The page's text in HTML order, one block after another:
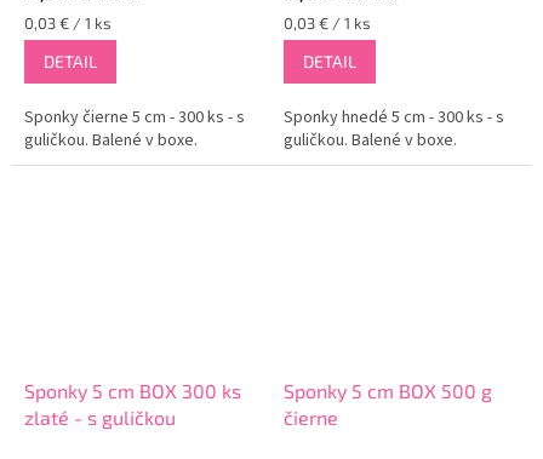
Jednotková
cena:
0,03 € / 1 ks
DETAIL
Sponky čierne 5 cm - 300 ks - s
guličkou. Balené v boxe.
Jednotková
cena:
0,03 € / 1 ks
DETAIL
Sponky hnedé 5 cm - 300 ks - s
guličkou. Balené v boxe.
Sponky 5 cm BOX 300 ks
zlaté - s guličkou
Sponky 5 cm BOX 500 g
čierne